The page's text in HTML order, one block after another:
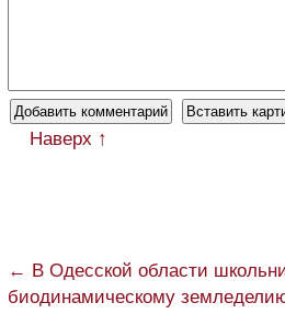
Наверх ↑
← В Одесской области
биодинамическому